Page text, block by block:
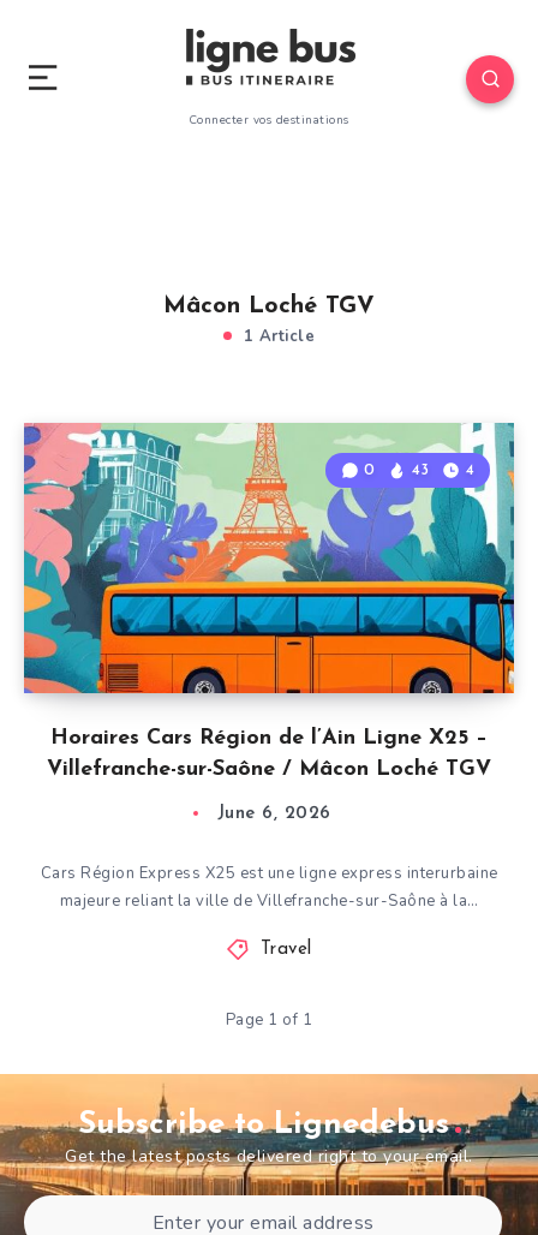
Connecter vos destinations
Mâcon Loché TGV
1 Article
Horaires Cars Région de l’Ain Ligne X25 –
Villefranche-sur-Saône / Mâcon Loché TGV
0 43 4
June 6, 2026
Cars Région Express X25 est une ligne express interurbaine
majeure reliant la ville de Villefranche-sur-Saône à la…
Travel
Page 1 of 1
Subscribe to Lignedebus
Get the latest posts delivered right to your email.